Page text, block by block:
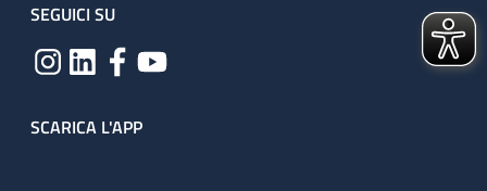
SEGUICI SU
SCARICA L'APP